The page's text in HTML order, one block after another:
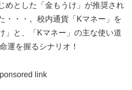
めとした「金もうけ」が推奨され
・・・。校内通貨「Kマネー」を
」と、「Kマネー」の主な使い道
運を握るシナリオ！
link